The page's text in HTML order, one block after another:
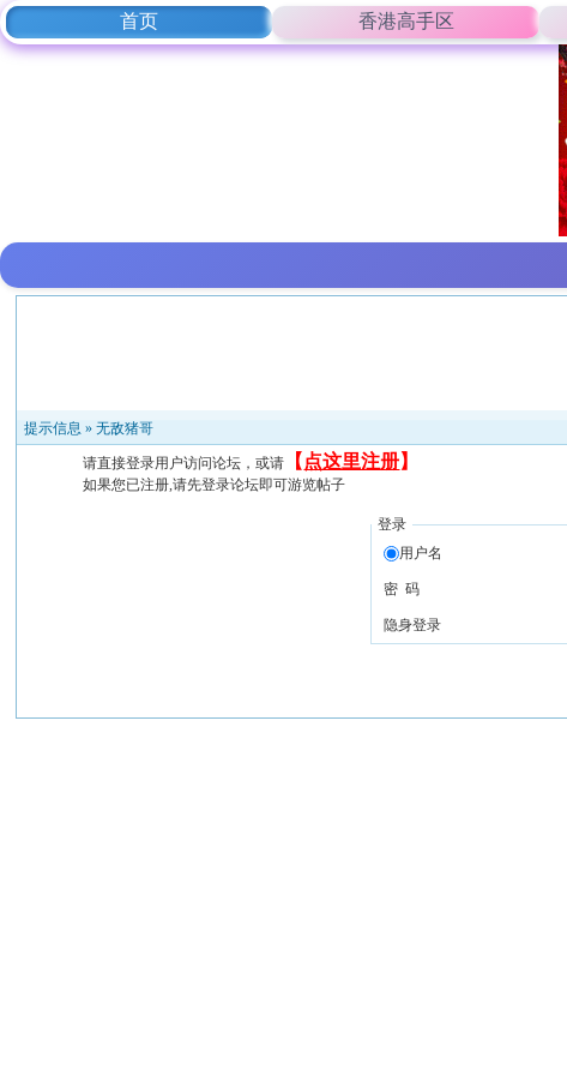
首页 香港高手区
提示信息 »无敌猪哥
请直接登录用户访问论坛，或请 【 点这里注册】
如果您已注册,请先登录论坛即可游览帖子
登录
用户名
密 码
隐身登录